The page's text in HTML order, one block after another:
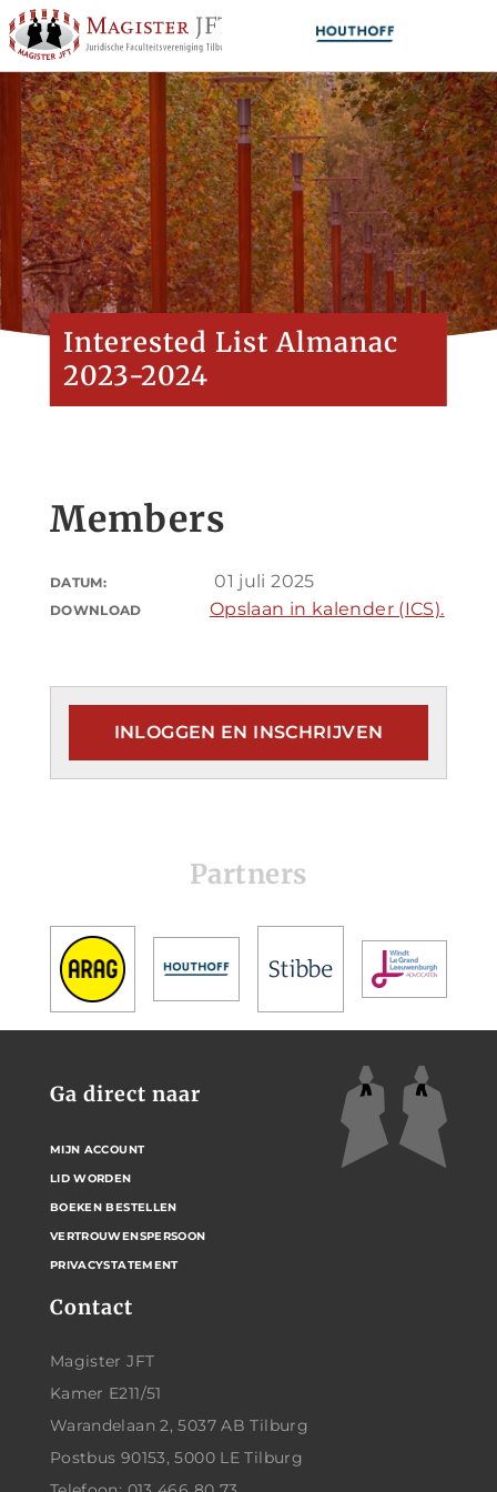
Interested List Almanac
2023-2024
Members
DATUM: 01 juli 2025
DOWNLOAD Opslaan in kalender (ICS).
INLOGGEN EN INSCHRIJVEN
Partners
Contact
Magister JFT
Kamer E211/51
Warandelaan 2, 5037 AB Tilburg
Postbus 90153, 5000 LE Tilburg
Ga direct naar
MIJN ACCOUNT
LID WORDEN
BOEKEN BESTELLEN
VERTROUWENSPERSOON
PRIVACYSTATEMENT